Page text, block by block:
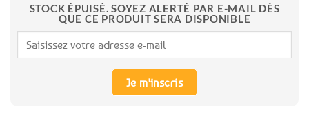
STOCK ÉPUISÉ. SOYEZ ALERTÉ PAR E-MAIL DÈS
QUE CE PRODUIT SERA DISPONIBLE
Je m'inscris